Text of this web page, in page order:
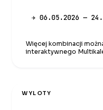
✈ 06.05.2026 —
Więcej kombinacji
interaktywnego
WYLOTY